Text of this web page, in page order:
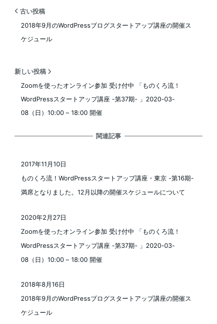
古い投稿
2018年9月のWordPressブログスタートアップ講座の開催ス
ケジュール
新しい投稿
Zoomを使ったオンライン参加 受け付中 「ものくろ流！
WordPressスタートアップ講座 -第37期- 」2020-03-
08（日）10:00 – 18:00 開催
関連記事
ものくろ流！WordPressスタートアップ講座・東京 -第16期-
満席となりました。12月以降の開催スケジュールについて
2017年11月10日
Zoomを使ったオンライン参加 受け付中 「ものくろ流！
WordPressスタートアップ講座 -第37期- 」2020-03-
08（日）10:00 – 18:00 開催
2020年2月27日
2018年9月のWordPressブログスタートアップ講座の開催ス
ケジュール
2018年8月16日